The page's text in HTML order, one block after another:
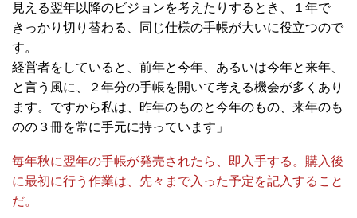
見える翌年以降のビジョンを考えたりするとき、１年で
きっかり切り替わる、同じ仕様の手帳が大いに役立つので
す。
経営者をしていると、前年と今年、あるいは今年と来年、
と言う風に、２年分の手帳を開いて考える機会が多くあり
ます。ですから私は、昨年のものと今年のもの、来年のも
のの３冊を常に手元に持っています」
毎年秋に翌年の手帳が発売されたら、即入手する。購入後
に最初に行う作業は、先々まで入った予定を記入すること
だ。